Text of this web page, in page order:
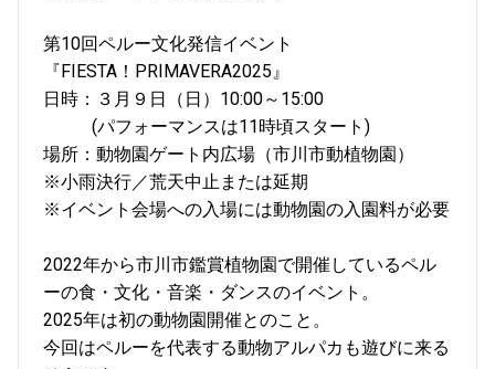
第10回ペルー文化発信イベント
『FIESTA！PRIMAVERA2025』
日時：３月９日（日）10:00～15:00
(パフォーマンスは11時頃スタート)
場所：動物園ゲート内広場（市川市動植物園）
※小雨決行／荒天中止または延期
※イベント会場への入場には動物園の入園料が必要
2022年から市川市鑑賞植物園で開催しているペル
ーの食・文化・音楽・ダンスのイベント。
2025年は初の動物園開催とのこと。
今回はペルーを代表する動物アルパカも遊びに来る